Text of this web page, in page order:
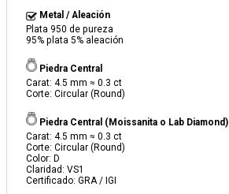
Metal / Aleación
Plata 950 de pureza
95% plata 5% aleación
Piedra Central
Carat: 4.5 mm ≈ 0.3 ct
Corte: Circular (Round)
Piedra Central (Moissanita o Lab Diamond)
Carat: 4.5 mm ≈ 0.3 ct
Corte: Circular (Round)
Color: D
Claridad: VS1
Certificado: GRA / IGI